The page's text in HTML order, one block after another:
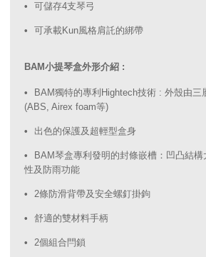
可儲存4支琴弓
可承載Kun風格肩託的綁帶
BAM小提琴盒外形介紹 :
BAM獨特的專利Hightech技術 : 外殼由三
(ABS, Airex foam等)
出色的保護及超輕型盒身
BAM琴盒專利發明的封條嵌槽：凹凸結
性及防雨功能
2條防滑背帶及安全螺釘掛鉤
舒適的雙材料手柄
2個組合閂鎖